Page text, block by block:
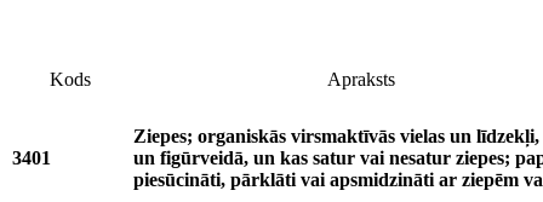
Kods Apraksts
3401
Ziepes; organiskās virsmaktīvās vielas un
un figūrveidā, un kas satur vai nesatur ziepes;
piesūcināti, pārklāti vai apsmidzināti ar ziepēm